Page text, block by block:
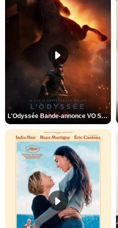
L'Odyssée Bande-annonce VO STFR